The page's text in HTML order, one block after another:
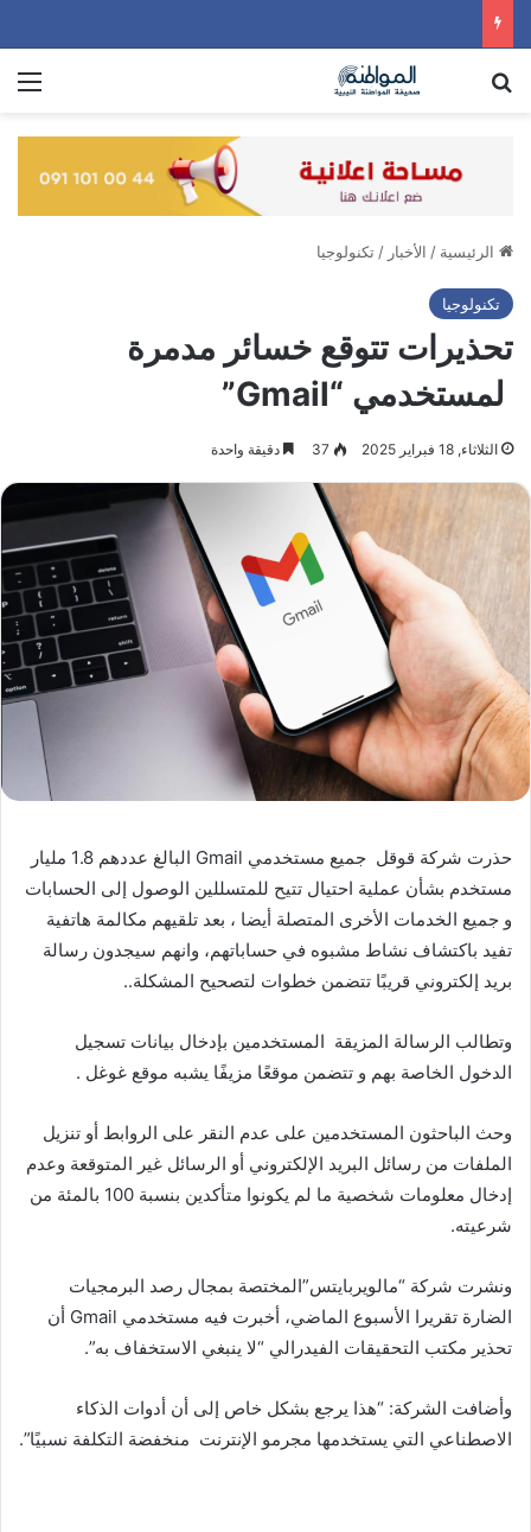
الرئيسية / الأخبار / تكنولوجيا
تكنولوجيا
تحذيرات تتوقع خسائر مدمرة
لمستخدمي “Gmail”
الثلاثاء, 18 فبراير 2025 37 دقيقة واحدة
حذرت شركة قوقل جميع مستخدمي Gmail البالغ عددهم 1.8 مليار
مستخدم بشأن عملية احتيال تتيح للمتسللين الوصول إلى الحسابات
و جميع الخدمات الأخرى المتصلة أيضا ، بعد تلقيهم مكالمة هاتفية
تفيد باكتشاف نشاط مشبوه في حساباتهم، وانهم سيجدون رسالة
بريد إلكتروني قريبًا تتضمن خطوات لتصحيح المشكلة..
وتطالب الرسالة المزيقة المستخدمين بإدخال بيانات تسجيل
الدخول الخاصة بهم و تتضمن موقعًا مزيفًا يشبه موقع غوغل .
وحث الباحثون المستخدمين على عدم النقر على الروابط أو تنزيل
الملفات من رسائل البريد الإلكتروني أو الرسائل غير المتوقعة وعدم
إدخال معلومات شخصية ما لم يكونوا متأكدين بنسبة 100 بالمئة من
شرعيته.
ونشرت شركة “مالويربايتس”المختصة بمجال رصد البرمجيات
الضارة تقريرا الأسبوع الماضي، أخبرت فيه مستخدمي Gmail أن
تحذير مكتب التحقيقات الفيدرالي “لا ينبغي الاستخفاف به”.
وأضافت الشركة: “هذا يرجع بشكل خاص إلى أن أدوات الذكاء
الاصطناعي التي يستخدمها مجرمو الإنترنت منخفضة التكلفة نسبيًا”.